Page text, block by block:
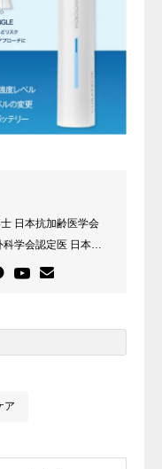
日本抗加齢医学会
学会認定医 日本外
県浜松市生まれ。
と暮らす愛犬家。
理師免許も持ってい
ア